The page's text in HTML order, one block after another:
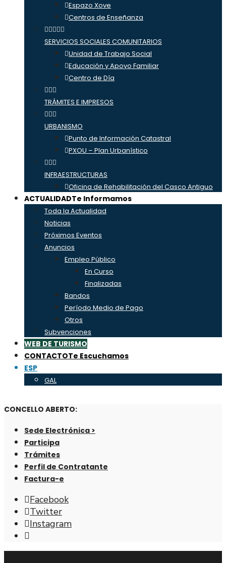
Espazo Xove
Centros de Enseñanza
SERVICIOS SOCIALES COMUNITARIOS
Unidad de Trabajo Social
Educación y Apoyo Familiar
Centro de Día
TRÁMITES E IMPRESOS
URBANISMO
Punto de Información Catastral
PXOU – Plan Urbanístico
INFRAESTRUCTURAS
Oficina de Rehabilitación del Casco Antiguo
ACTUALIDADTe Informamos
Toda la Actualidad
Noticias
Próximos Eventos
Anuncios
Empleo Público
En Curso
Finalizadas
Bandos
Período Medio de Pago
Otros
Subvenciones
WEB DE TURISMO
CONTACTOTe Escuchamos
ESP
GAL
CONCELLO ABERTO:
Sede Electrónica >
Participa
Trámites
Perfil de Contratante
Factura-e
Facebook
Twitter
Instagram